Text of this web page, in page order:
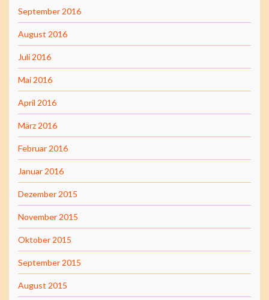
September 2016
August 2016
Juli 2016
Mai 2016
April 2016
März 2016
Februar 2016
Januar 2016
Dezember 2015
November 2015
Oktober 2015
September 2015
August 2015